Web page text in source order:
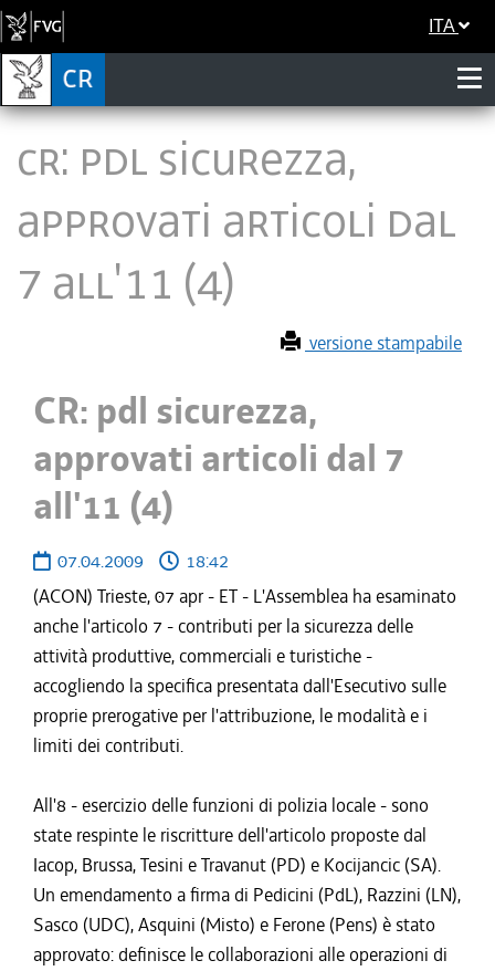
ITA
CR: pdl sicurezza,
approvati articoli dal
7 all'11 (4)
versione stampabile
CR: pdl sicurezza,
approvati articoli dal 7
all'11 (4)
07.04.2009
18:42
(ACON) Trieste, 07 apr - ET - L'Assemblea ha esaminato
anche l'articolo 7 - contributi per la sicurezza delle
attività produttive, commerciali e turistiche -
accogliendo la specifica presentata dall'Esecutivo sulle
proprie prerogative per l'attribuzione, le modalità e i
limiti dei contributi.
All'8 - esercizio delle funzioni di polizia locale - sono
state respinte le riscritture dell'articolo proposte dal
Iacop, Brussa, Tesini e Travanut (PD) e Kocijancic (SA).
Un emendamento a firma di Pedicini (PdL), Razzini (LN),
Sasco (UDC), Asquini (Misto) e Ferone (Pens) è stato
approvato: definisce le collaborazioni alle operazioni di